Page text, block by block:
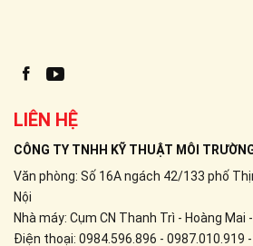
Facebook
LIÊN HỆ
CÔNG TY TNHH KỸ THUẬT MÔI
Văn phòng: Số 16A ngách 42/133 phố
Nội
Nhà máy: Cụm CN Thanh Trì - Hoàng Mai
Điện thoại: 0984.596.896 - 0987.010.919